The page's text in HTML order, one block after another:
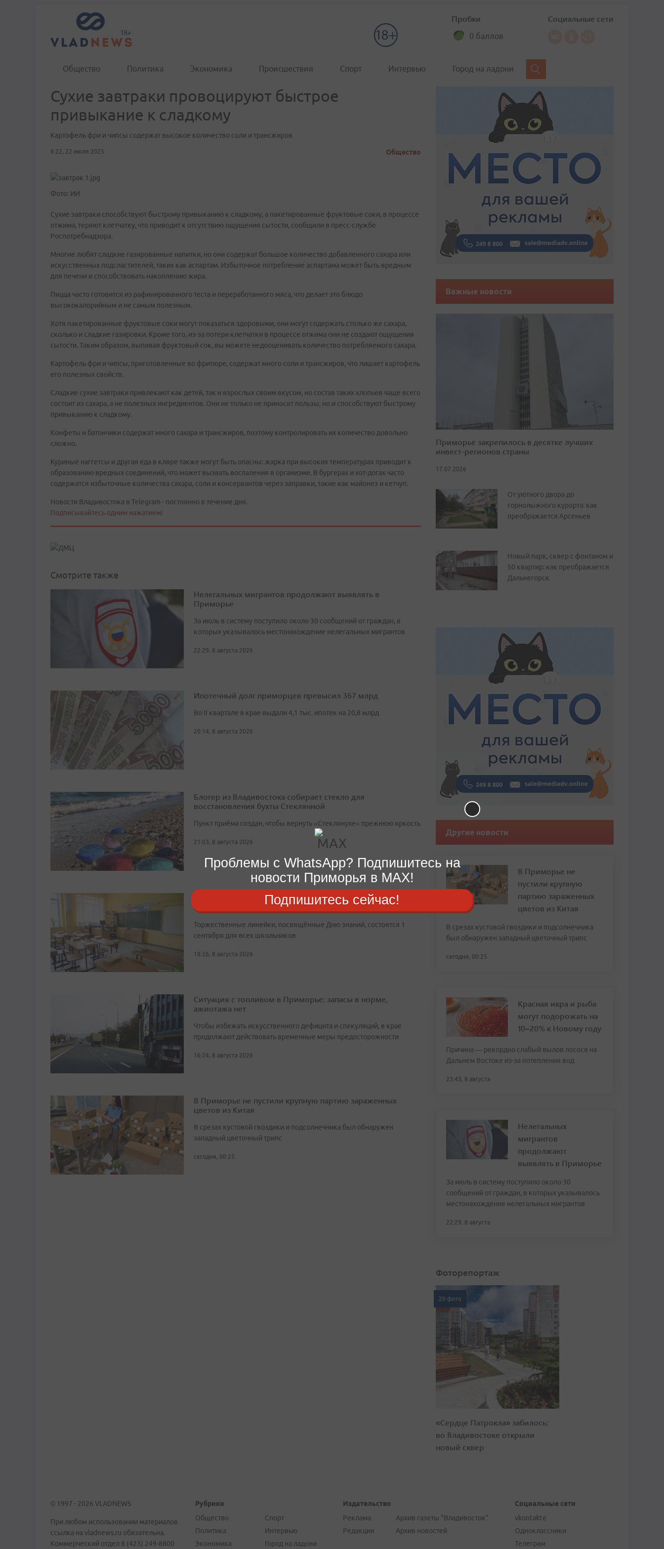
Пробки
0 баллов
Социальные сети
Общество Политика Экономика Происшествия Спорт Интервью Город на ладони
Сухие завтраки провоцируют быстрое
привыкание к сладкому
Картофель фри и чипсы содержат высокое количество соли и трансжиров
6:22, 22 июля 2025 Общество
Фото: ИИ
Сухие завтраки способствуют быстрому привыканию к сладкому, а пакетированные фруктовые соки, в процессе
отжима, теряют клетчатку, что приводит к отсутствию ощущения сытости, сообщили в пресс-службе
Роспотребнадзора.
Многие любят сладкие газированные напитки, но они содержат большое количество добавленного сахара или
искусственных подсластителей, таких как аспартам. Избыточное потребление аспартама может быть вредным
для печени и способствовать накоплению жира.
Пицца часто готовится из рафинированного теста и переработанного мяса, что делает это блюдо
высококалорийным и не самым полезным.
Хотя пакетированные фруктовые соки могут показаться здоровыми, они могут содержать столько же сахара,
сколько и сладкие газировки. Кроме того, из-за потери клетчатки в процессе отжима они не создают ощущения
сытости. Таким образом, выпивая фруктовый сок, вы можете недооценивать количество потребляемого сахара.
Картофель фри и чипсы, приготовленные во фритюре, содержат много соли и трансжиров, что лишает картофель
его полезных свойств.
Сладкие сухие завтраки привлекают как детей, так и взрослых своим вкусом, но состав таких хлопьев чаще всего
состоит из сахара, а не полезных ингредиентов. Они не только не приносят пользы, но и способствуют быстрому
привыканию к сладкому.
Конфеты и батончики содержат много сахара и трансжиров, поэтому контролировать их количество довольно
сложно.
Куриные наггетсы и другая еда в кляре также могут быть опасны: жарка при высоких температурах приводит к
образованию вредных соединений, что может вызвать воспаления в организме. В бургерах и хот-догах часто
содержатся избыточные количества сахара, соли и консервантов через заправки, такие как майонез и кетчуп.
Новости Владивостока в Telegram - постоянно в течение дня.
Подписывайтесь одним нажатием!
Смотрите также
Нелегальных мигрантов продолжают выявлять в
Приморье
За июль в систему поступило около 30 сообщений от граждан, в
которых указывалось местонахождение нелегальных мигрантов
22:29, 8 августа 2026
Ипотечный долг приморцев превысил 367 млрд
Во II квартале в крае выдали 4,1 тыс. ипотек на 20,8 млрд
20:14, 8 августа 2026
Блогер из Владивостока собирает стекло для
восстановления бухты Стеклянной
Пункт приёма создан, чтобы вернуть «Стеклянухе» прежнюю яркость
21:03, 8 августа 2026
В школах Владивостока введут свободное посещение на
время ВЭФ
Торжественные линейки, посвящённые Дню знаний, состоятся 1
сентября для всех школьников
18:26, 8 августа 2026
Ситуация с топливом в Приморье: запасы в норме,
ажиотажа нет
Чтобы избежать искусственного дефицита и спекуляций, в крае
продолжают действовать временные меры предосторожности
16:24, 8 августа 2026
В Приморье не пустили крупную партию зараженных
цветов из Китая
В срезах кустовой гвоздики и подсолнечника был обнаружен
западный цветочный трипс
сегодня, 00:25
Важные новости
Приморье закрепилось в десятке лучших
инвест-регионов страны
17.07.2026
От уютного двора до
горнолыжного курорта: как
преображается Арсеньев
Новый парк, сквер с фонтаном и
50 квартир: как преображается
Дальнегорск
Другие новости
В Приморье не
пустили крупную
партию зараженных
цветов из Китая
В срезах кустовой гвоздики и подсолнечника
был обнаружен западный цветочный трипс
сегодня, 00:25
Красная икра и рыба
могут подорожать на
10–20% к Новому году
Причина — рекордно слабый вылов лосося на
Дальнем Востоке из-за потепления вод
23:43, 8 августа
Нелегальных
мигрантов
продолжают
выявлять в Приморье
За июль в систему поступило около 30
сообщений от граждан, в которых указывалось
местонахождение нелегальных мигрантов
22:29, 8 августа
Фоторепортаж
20 фото
«Сердце Патрокла» забилось:
во Владивостоке открыли
новый сквер
© 1997 - 2026 VLADNEWS
При любом использовании материалов
ссылка на vladnews.ru обязательна.
Коммерческий отдел 8 (423) 249-8800
Рубрики
Общество
Политика
Экономика
Спорт
Интервью
Город на ладони
Издательство
Реклама
Редакция
Архив газеты "Владивосток"
Архив новостей
Социальные сети
vkontakte
Одноклассники
Телеграм
Проблемы с WhatsApp? Подпишитесь на
новости Приморья в MAX!
Подпишитесь сейчас!